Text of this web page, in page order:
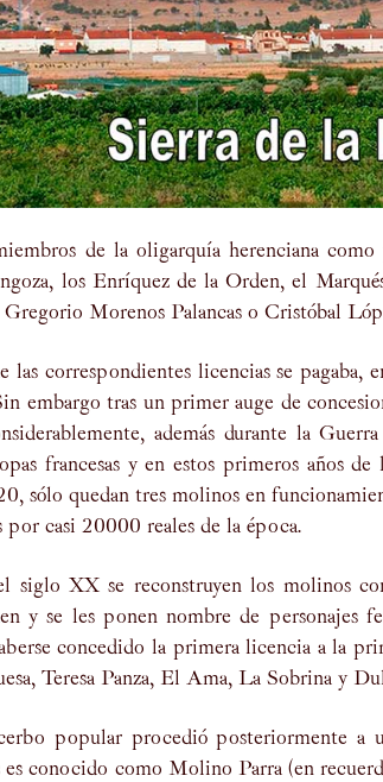
de la oligarquía herenciana
los Enríquez de la Orden, el
Morenos Palancas o Cristóbal
las correspondientes licencias se pagaba,
embargo tras un primer auge de
además durante la
francesas y en estos primeros años
sólo quedan tres molinos en
casi 20000 reales de la época.
siglo XX se reconstruyen los molinos
y se les ponen nombre de personajes
concedido la primera licencia a la
Teresa Panza, El Ama, La Sobrina y
popular procedió posteriormente a
conocido como Molino Parra (en